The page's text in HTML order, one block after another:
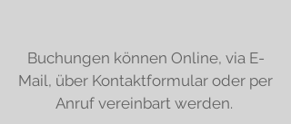
Buchungen können Online, via E-
Mail, über Kontaktformular oder per
Anruf vereinbart werden.